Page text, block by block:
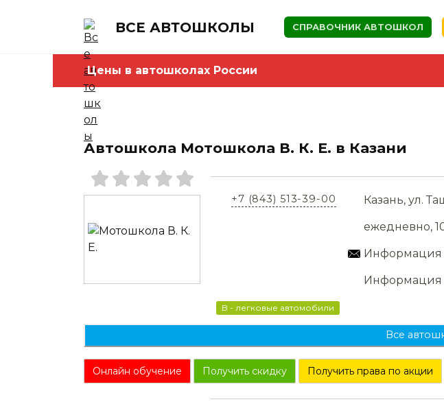
ВСЕ АВТОШКОЛЫ СПРАВОЧНИК АВТОШКОЛ
Цены в автошколах России
Автошкола Мотошкола В. К. Е. в Казани
+7 (843) 513-39-00 Казань, ул.
ежедневно,
Информация
Информация
B - легковые автомобили
Все
Онлайн обучение Получить скидку Получить права по акции